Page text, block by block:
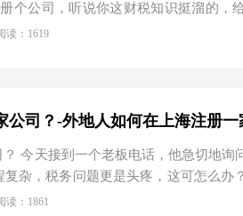
个公司，听说你这财税知识挺溜的，
咱们这场关于“上海开公司，成本知
计。但很多人为了省事，会选择代办
读：1619
公司？-外地人如何在上海注册一
今天接到一个老板电话，他急切地询
复杂，税务问题更是头疼，这可怎么办
外地人如何在上海轻松注册公司”的秘
读：1861